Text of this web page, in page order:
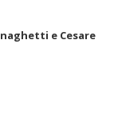
e Cesare